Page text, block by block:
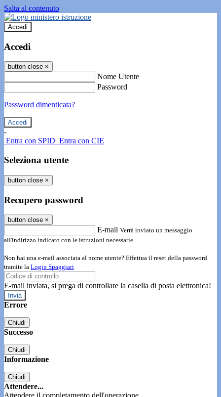
Salta al contenuto
Accedi
Accedi
button close ×
Nome Utente
Password
Password dimenticata?
-
Entra con SPID Entra con CIE
Seleziona utente
button close ×
Recupero password
button close ×
E-mail Verrà inviato un messaggio
all'indirizzo indicato con le istruzioni necessarie.
Non hai una e-mail associata al nome utente? Effettua il reset della password
tramite la Login Spaggiari
E-mail inviata, si prega di controllare la casella di posta elettronica!
Errore
Chiudi
Successo
Chiudi
Informazione
Chiudi
Attendere...